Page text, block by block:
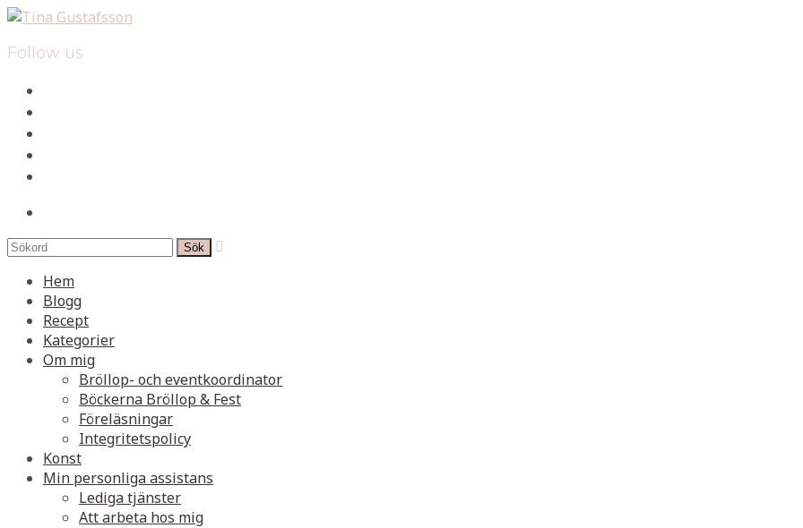
Follow us

Hem
Blogg
Recept
Kategorier
Om mig
Bröllop- och eventkoordinator
Böckerna Bröllop & Fest
Föreläsningar
Integritetspolicy
Konst
Min personliga assistans
Lediga tjänster
Att arbeta hos mig